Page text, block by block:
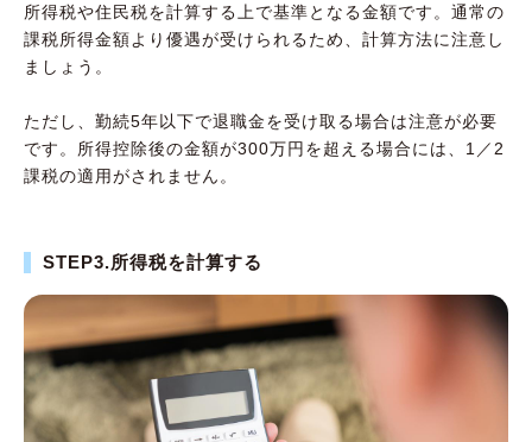
所得税や住民税を計算する上で基準となる金額です。通常の
課税所得金額より優遇が受けられるため、計算方法に注意し
ましょう。
ただし、勤続5年以下で退職金を受け取る場合は注意が必要
です。所得控除後の金額が300万円を超える場合には、1／2
課税の適用がされません。
STEP3.所得税を計算する